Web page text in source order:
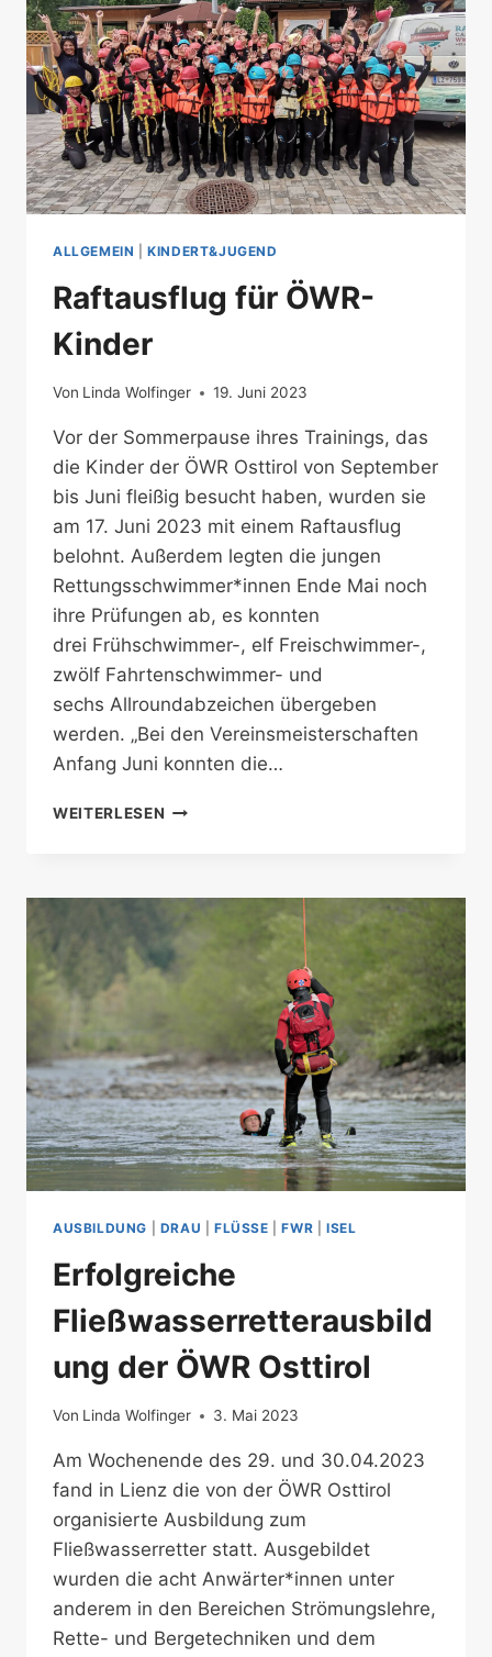
ALLGEMEIN |KINDERT&JUGEND
Raftausflug für ÖWR-
Kinder
Von Linda Wolfinger 19. Juni 2023
Vor der Sommerpause ihres Trainings, das
die Kinder der ÖWR Osttirol von September
bis Juni fleißig besucht haben, wurden sie
am 17. Juni 2023 mit einem Raftausflug
belohnt. Außerdem legten die jungen
Rettungsschwimmer*innen Ende Mai noch
ihre Prüfungen ab, es konnten
drei Frühschwimmer-, elf Freischwimmer-,
zwölf Fahrtenschwimmer- und
sechs Allroundabzeichen übergeben
werden. „Bei den Vereinsmeisterschaften
Anfang Juni konnten die…
WEITERLESEN RAFTAUSFLUG
AUSBILDUNG DRAU FLÜSSE |FWR ISEL
Erfolgreiche
Fließwasserretterausbild
ung der ÖWR Osttirol
Von Linda Wolfinger 3. Mai 2023
Am Wochenende des 29. und 30.04.2023
fand in Lienz die von der ÖWR Osttirol
organisierte Ausbildung zum
Fließwasserretter statt. Ausgebildet
wurden die acht Anwärter*innen unter
anderem in den Bereichen Strömungslehre,
Rette- und Bergetechniken und dem